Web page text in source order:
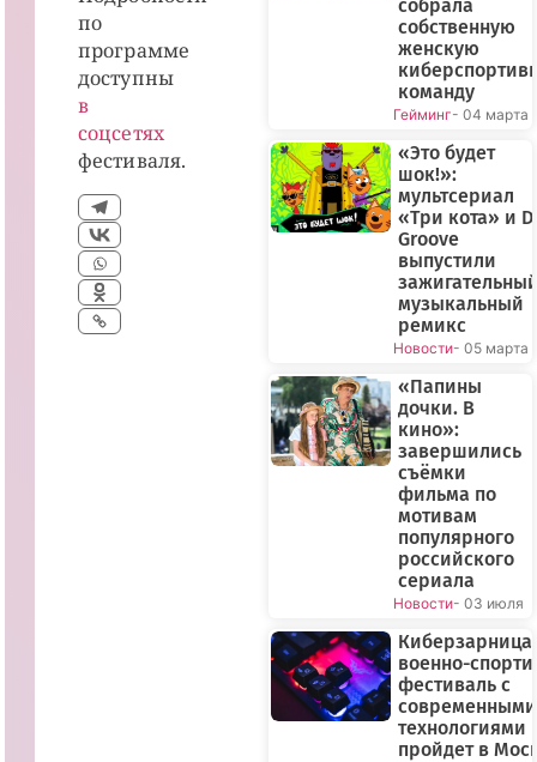
по
программе
доступны
в
соцсетях
фестиваля.
собрала
собственную
женскую
команду
Гейминг- 04 марта
«Это будет
шок!»:
мультсериал
«Три кота» и
Groove
выпустили
музыкальный
ремикс
Новости- 05 марта
«Папины
дочки. В
кино»:
завершились
съёмки
фильма по
мотивам
популярного
российского
сериала
Новости- 03 июля
военно-
фестиваль с
современными
технологиями
пройдет в